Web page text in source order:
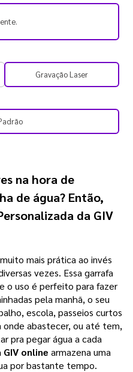
Gravação Laser
na hora de
de água? Então,
da GIV
mais prática ao invés
vezes. Essa garrafa
o uso é perfeito para fazer
pela manhã, o seu
escola, passeios curtos
abastecer, ou até tem,
pra pegar água a cada
online armazena uma
por bastante tempo.